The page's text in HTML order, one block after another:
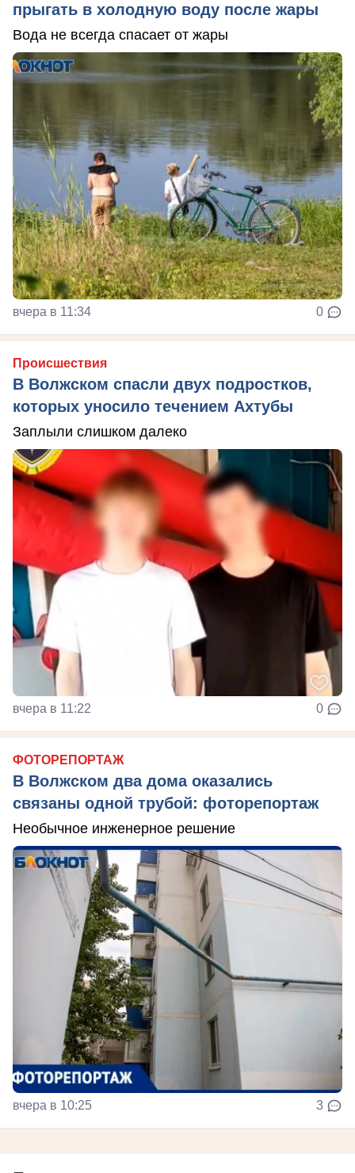
прыгать в холодную воду после жары
Вода не всегда спасает от жары
вчера в 11:34 0
Происшествия
В Волжском спасли двух подростков,
которых уносило течением Ахтубы
Заплыли слишком далеко
вчера в 11:22 0
ФОТОРЕПОРТАЖ
В Волжском два дома оказались
связаны одной трубой: фоторепортаж
Необычное инженерное решение
вчера в 10:25 3